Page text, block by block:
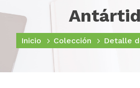
Inicio Colección Detalle